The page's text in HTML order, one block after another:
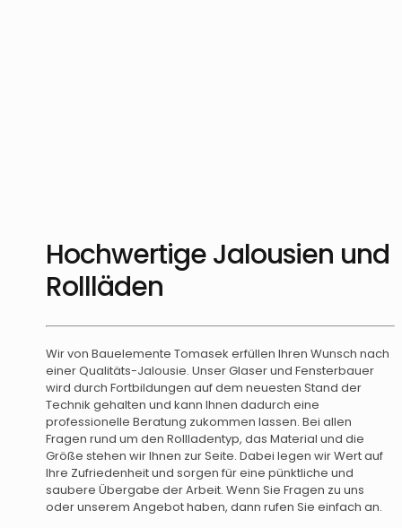
Hochwertige Jalousien und
Rollläden
Wir von Bauelemente Tomasek erfüllen Ihren Wunsch nach
einer Qualitäts-Jalousie. Unser Glaser und Fensterbauer
wird durch Fortbildungen auf dem neuesten Stand der
Technik gehalten und kann Ihnen dadurch eine
professionelle Beratung zukommen lassen. Bei allen
Fragen rund um den Rollladentyp, das Material und die
Größe stehen wir Ihnen zur Seite. Dabei legen wir Wert auf
Ihre Zufriedenheit und sorgen für eine pünktliche und
saubere Übergabe der Arbeit. Wenn Sie Fragen zu uns
oder unserem Angebot haben, dann rufen Sie einfach an.